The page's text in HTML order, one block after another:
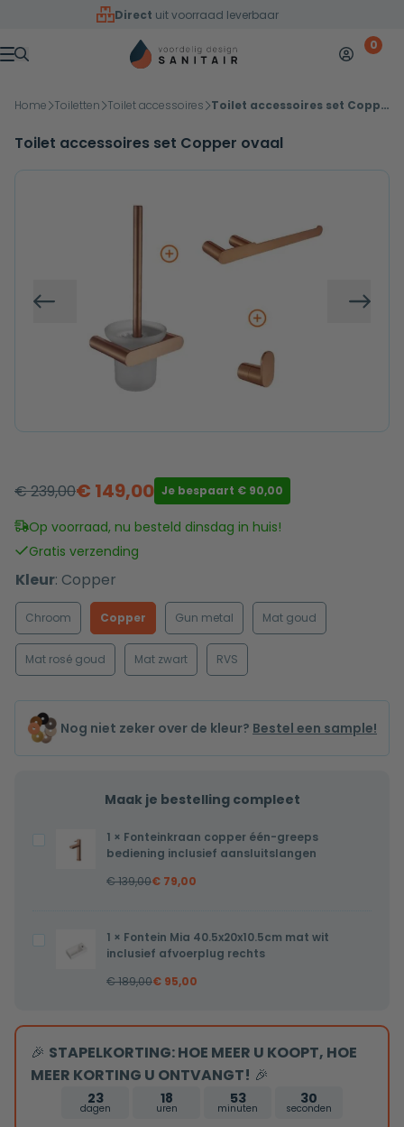
Overslaan naar inhoud
Direct uit voorraad leverbaar
Menu
Mijn 0
Home Toiletten Toilet accessoires Toilet accessoires set Copper ovaal
Toilet accessoires set Copper ovaal
Vorige
€239,00
Oorspronkelijke
prijs
was:
€ 239,00.
€ 149,00
Huidige
prijs
is:
€ 149,00.
Je bespaart € 90,00
Op voorraad, nu besteld dinsdag in huis!
Gratis verzending
Kleur: Copper
Chroom Copper Gun metal Mat goud
Mat rosé goud Mat zwart RVS
Nog niet zeker over de kleur? Bestel een sample!
Maak je bestelling compleet
Fonteinkraan
copper
bediening
inclusief
aansluitslangen
1 × Fonteinkraan copper één-greeps
bediening inclusief aansluitslangen
€139,00€ 79,00
Fontein
Mia
40.5x20x10.5cm
wit
inclusief
afvoerplug
rechts
1 × Fontein Mia 40.5x20x10.5cm mat wit
inclusief afvoerplug rechts
€189,00€ 95,00
🎉 STAPELKORTING: HOE MEER U KOOPT, HOE
MEER KORTING U ONTVANGT! 🎉
23
dagen
18
uren
53
minuten
30
seconden